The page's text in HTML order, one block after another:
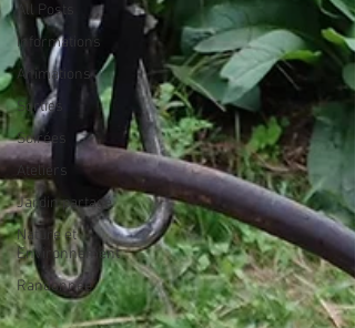
All Posts
Informations
Animations
Sorties
Soirées
Ateliers
Jardin partagé
Nature et
Environnement
Randonnée